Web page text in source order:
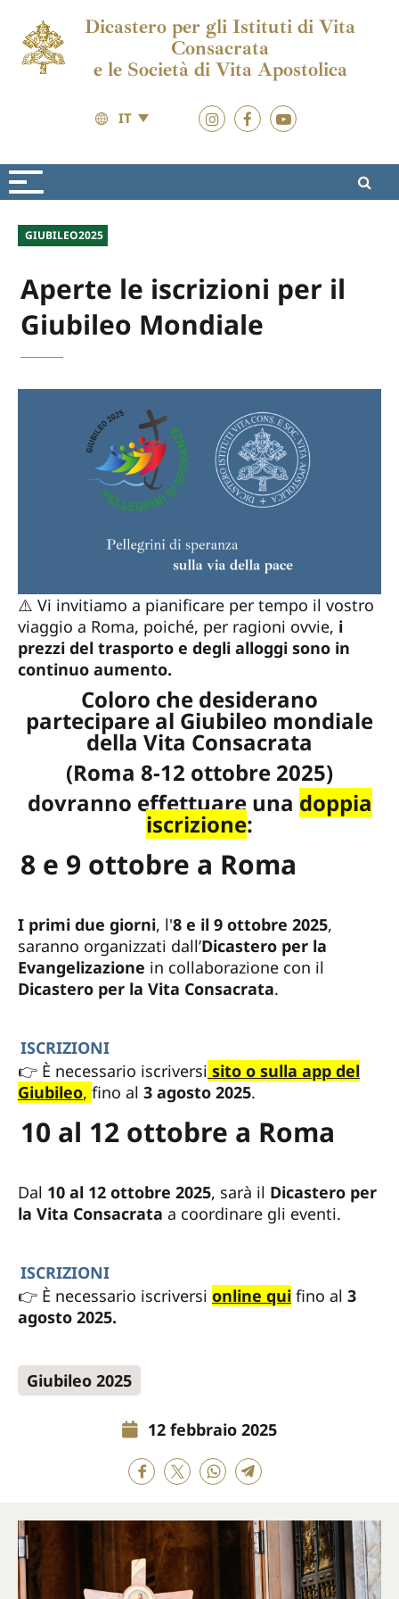
Dicastero per gli Istituti di Vita
Consacrata
e le Società di Vita Apostolica
IT
Eventi
GIUBILEO2025
Aperte le iscrizioni per il
Giubileo Mondiale
⚠️ Vi invitiamo a pianificare per tempo il vostro
viaggio a Roma, poiché, per ragioni ovvie, i
prezzi del trasporto e degli alloggi sono in
continuo aumento.
Coloro che desiderano
partecipare al Giubileo mondiale
della Vita Consacrata
(Roma 8-12 ottobre 2025)
dovranno effettuare una doppia
iscrizione:
8 e 9 ottobre a Roma
I primi due giorni, l'8 e il 9 ottobre 2025,
saranno organizzati dall’Dicastero per la
Evangelizazione in collaborazione con il
Dicastero per la Vita Consacrata.
ISCRIZIONI
👉 È necessario iscriversi sito o sulla app del
Giubileo, fino al 3 agosto 2025.
10 al 12 ottobre a Roma
Dal 10 al 12 ottobre 2025, sarà il Dicastero per
la Vita Consacrata a coordinare gli eventi.
ISCRIZIONI
👉 È necessario iscriversi online qui fino al 3
agosto 2025.
Giubileo 2025
12 febbraio 2025